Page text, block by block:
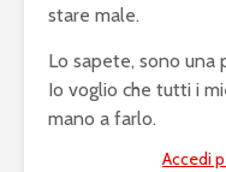
stare male.
Lo sapete, sono una
Io voglio che tutti i
mano a farlo.
Accedi